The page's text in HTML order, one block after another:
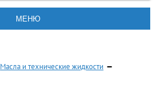
МЕНЮ
Масла и технические жидкости —